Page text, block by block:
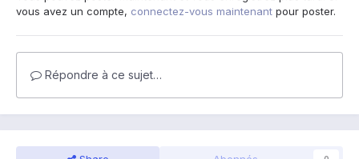
vous avez un compte, connectez-vous maintenant pour poster.
Répondre à ce sujet…